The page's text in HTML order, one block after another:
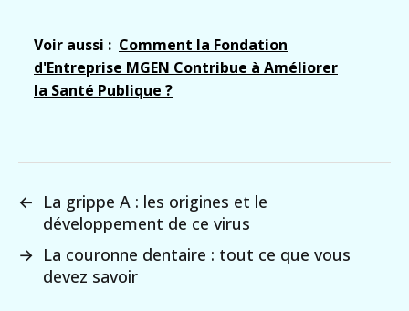
Voir aussi : Comment la Fondation
d'Entreprise MGEN Contribue à Améliorer
la Santé Publique ?
← La grippe A : les origines et le
développement de ce virus
→ La couronne dentaire : tout ce que vous
devez savoir